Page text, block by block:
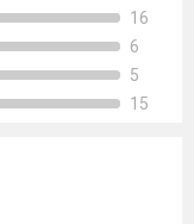
16
6
5
15